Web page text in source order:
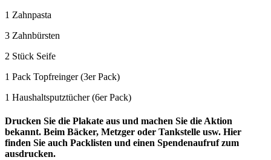
1 Zahnpasta
3 Zahnbürsten
2 Stück Seife
1 Pack Topfreinger (3er Pack)
1 Haushaltsputztücher (6er Pack)
Drucken Sie die Plakate aus und machen Sie die Aktion
bekannt. Beim Bäcker, Metzger oder Tankstelle usw. Hier
finden Sie auch Packlisten und einen Spendenaufruf zum
ausdrucken.